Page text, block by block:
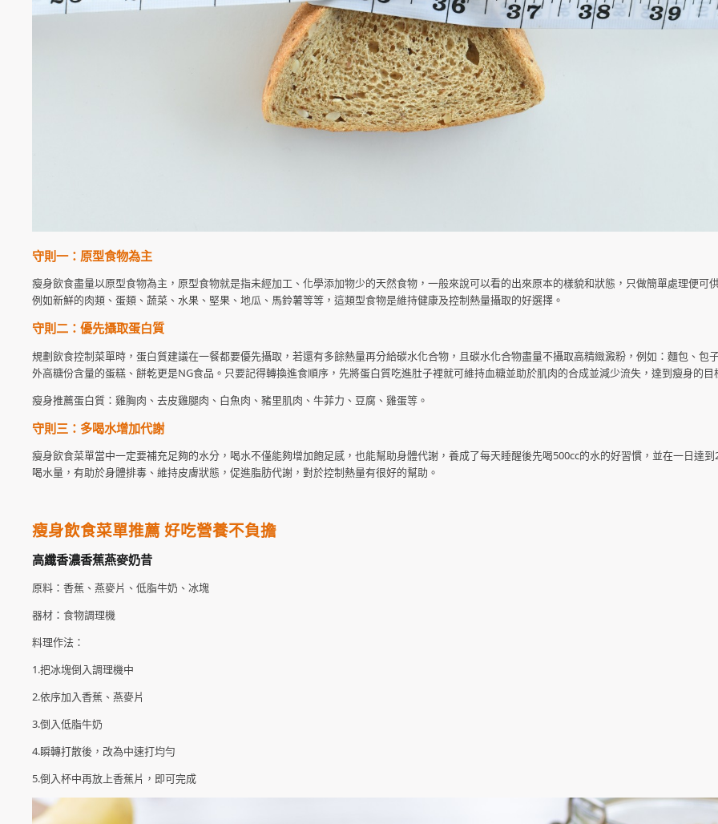
守則一：原型食物為主
瘦身飲食盡量以原型食物為主，原型食物就是指未經加工、化學添加物少的天然食物，一般來說可以看的出來原本的樣貌和狀態，只做簡單處理便可
例如新鮮的肉類、蛋類、蔬菜、水果、堅果、地瓜、馬鈴薯等等，這類型食物是維持健康及控制熱量攝取的好選擇。
守則二：優先攝取蛋白質
規劃飲食控制菜單時，蛋白質建議在一餐都要優先攝取，若還有多餘熱量再分給碳水化合物，且碳水化合物盡量不攝取高精緻澱粉，例如：麵包、包
外高糖份含量的蛋糕、餅乾更是NG食品。只要記得轉換進食順序，先將蛋白質吃進肚子裡就可維持血糖並助於肌肉的合成並減少流失，達到瘦身的目
瘦身推薦蛋白質：雞胸肉、去皮雞腿肉、白魚肉、豬里肌肉、牛菲力、豆腐、雞蛋等。
守則三：多喝水增加代謝
瘦身飲食菜單當中一定要補充足夠的水分，喝水不僅能夠增加飽足感，也能幫助身體代謝，養成了每天睡醒後先喝500cc的水的好習慣，並在一日達到
喝水量，有助於身體排毒、維持皮膚狀態，促進脂肪代謝，對於控制熱量有很好的幫助。
瘦身飲食菜單推薦 好吃營養不負擔
高纖香濃香蕉燕麥奶昔
原料：香蕉、燕麥片、低脂牛奶、冰塊
器材：食物調理機
料理作法：
1.把冰塊倒入調理機中
2.依序加入香蕉、燕麥片
3.倒入低脂牛奶
4.瞬轉打散後，改為中速打均勻
5.倒入杯中再放上香蕉片，即可完成